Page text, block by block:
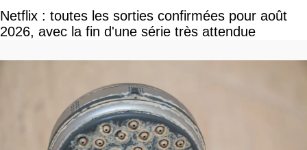
Netflix : toutes les sorties confirmées pour août
2026, avec la fin d'une série très attendue